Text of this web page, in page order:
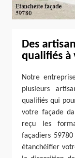
Des
qualifiés à
Notre
plusieurs
qualifiés qui
votre façade
reçu les
façadiers
étanchéifier